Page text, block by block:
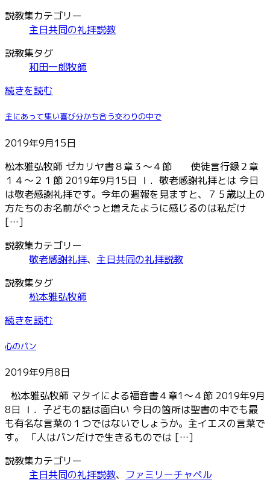
説教集カテゴリー
主日共同の礼拝説教
説教集タグ
和田一郎牧師
続きを読む
主にあって集い喜び分かち合う交わりの中で
2019年9月15日
松本雅弘牧師 ゼカリヤ書８章３～４節 使徒言行録２章
１４～２１節 2019年9月15日 Ⅰ．敬老感謝礼拝とは 今日
は敬老感謝礼拝です。今年の週報を見ますと、７５歳以上の
方たちのお名前がぐっと増えたように感じるのは私だけ
[…]
説教集カテゴリー
敬老感謝礼拝、 主日共同の礼拝説教
説教集タグ
松本雅弘牧師
続きを読む
心のパン
2019年9月8日
松本雅弘牧師 マタイによる福音書４章1～４節 2019年9月
8日 Ⅰ．子どもの話は面白い 今日の箇所は聖書の中でも最
も有名な言葉の１つではないでしょうか。主イエスの言葉で
す。 「人はパンだけで生きるものでは […]
説教集カテゴリー
主日共同の礼拝説教、 ファミリーチャペル